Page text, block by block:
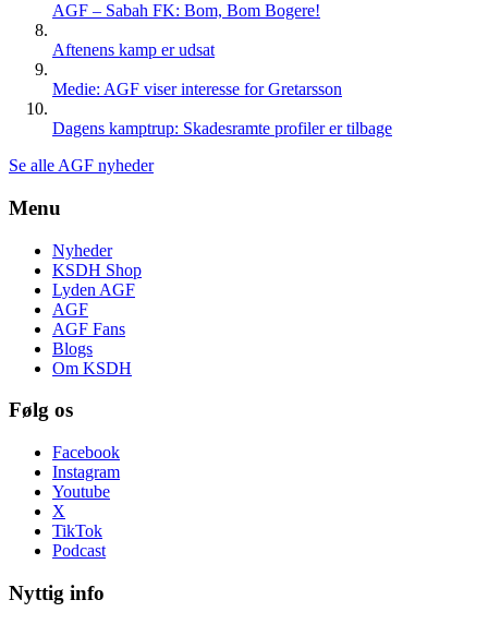
AGF – Sabah FK: Bom, Bom Bogere!
Aftenens kamp er udsat
Medie: AGF viser interesse for Gretarsson
Dagens kamptrup: Skadesramte profiler er tilbage
Se alle AGF nyheder
Menu
Nyheder
KSDH Shop
Lyden AGF
AGF
AGF Fans
Blogs
Om KSDH
Følg os
Facebook
Instagram
Youtube
X
TikTok
Podcast
Nyttig info